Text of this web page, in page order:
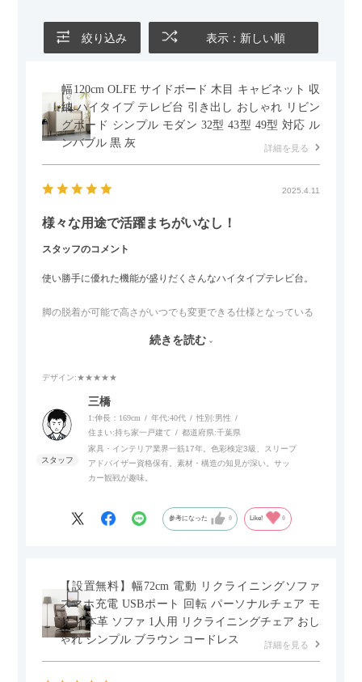
す。
絞り込み 表示：新しい順
幅120cm OLFE サイドボード 木目 キャビネット 収
納 ハイタイプ テレビ台 引き出し おしゃれ リビン
グボード シンプル モダン 32型 43型 49型 対応 ル
ンバブル 黒 灰
詳細を見る
2025.4.11
様々な用途で活躍まちがいなし！
スタッフのコメント
使い勝手に優れた機能が盛りだくさんなハイタイプテレビ台。
脚の脱着が可能で高さがいつでも変更できる仕様となっている
また、補助テーブルとして使用可能なスライドテーブルや収納
内部にもプリンターなどが置けるスライド棚板がついているの
でテレビ台以外にもオフィスなどでの収納家具やリビングでの
サイドボードとして多目的な用途に対応しています。
また、扉は横方向へのスライド式となっているので開閉時のス
ペースを最小限に抑えられ、省スペースでご利用いただけるの
続きを読む
デザイン:★★★★★
三橋
1:伸長：169cm 年代:40代 性別:男性
住まい:持ち家一戸建て 都道府県:千葉県
家具・インテリア業界一筋17年。色彩検定3級、スリープ
アドバイザー資格保有。素材・構造の知見が深い。サッ
カー観戦が趣味。
参考になった 0 Like! 0
【設置無料】幅72cm 電動 リクライニングソファ
スマホ充電 USBポート 回転 パーソナルチェア モ
ダン 本革 ソファ 1人用 リクライニングチェア おし
ゃれ シンプル ブラウン コードレス
詳細を見る